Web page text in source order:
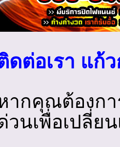
ดต่อเรา แก้
ากคุณต้องกา
วนเพื่อเปลี่ย